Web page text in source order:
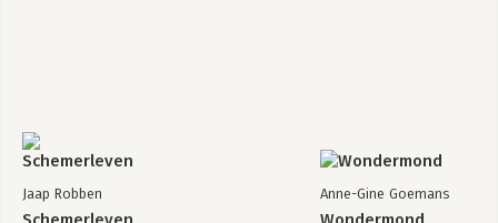
Jaap Robben Anne-Gine Goemans